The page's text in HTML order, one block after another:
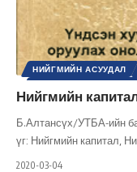
НИЙГМИЙН АСУУДАЛ
Нийгмийн
Б.Алтансүх/УТБА-ийн
үг: Нийгмийн капитал,
2020-03-04